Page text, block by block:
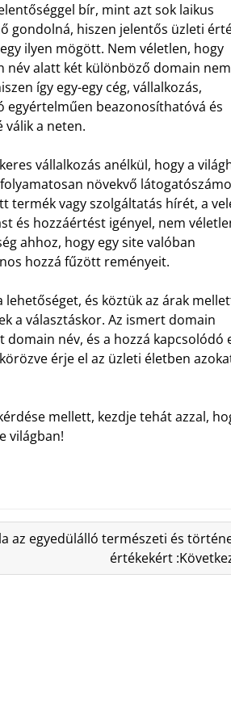
bír, mint azt sok laikus
gondolná, hiszen jelentős üzleti
ilyen mögött. Nem véletlen, hogy
név alatt két különböző domain nem
így egy-egy cég, vállalkozás,
egyértelműen beazonosíthatóvá és
válik a neten.
vállalkozás anélkül, hogy a
növekvő
termék vagy szolgáltatás hírét, a
és hozzáértést igényel, nem
ahhoz, hogy egy site valóban
hozzá fűzött reményeit.
és köztük az árak
a választáskor. Az ismert domain
domain név, és a hozzá kapcsolódó
érje el az üzleti életben
mellett, kezdje tehát azzal,
világban!
az egyedülálló természeti és
értékekért